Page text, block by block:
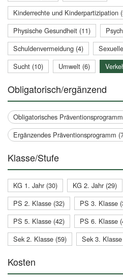
Kinderrechte und Kinderpartizipation
Physische Gesundheit (11)
Schuldenvermeidung (4)
Sucht (10)
Umwelt (6)
Obligatorisch/ergänzend
Obligatorisches
Ergänzendes Präventionsprogramm
Klasse/Stufe
KG 1. Jahr (30) KG 2. Jahr (29)
PS 2. Klasse (32)
PS 3. Klasse
PS 5. Klasse (42)
PS 6. Klasse
Sek 2. Klasse (59)
Sek 3.
Kosten